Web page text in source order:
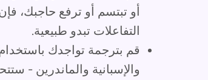
أو تبتسم أو ترفع حاجبك،
التفاعلات تبدو طبيعية.
قم بترجمة تواجدك
والإسبانية والماندرين -